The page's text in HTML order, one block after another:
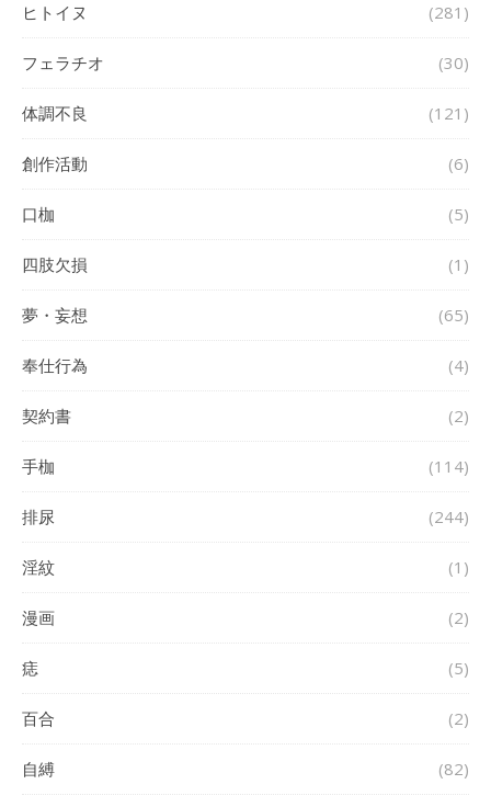
ヒトイヌ (281)
フェラチオ (30)
体調不良 (121)
創作活動 (6)
口枷 (5)
四肢欠損 (1)
夢・妄想 (65)
奉仕行為 (4)
契約書 (2)
手枷 (114)
排尿 (244)
淫紋 (1)
漫画 (2)
痣 (5)
百合 (2)
自縛 (82)